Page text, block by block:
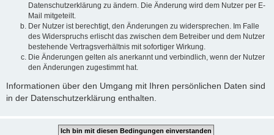
Datenschutzerklärung zu ändern. Die Änderung wird dem Nutzer per E-
Mail mitgeteilt.
Der Nutzer ist berechtigt, den Änderungen zu widersprechen. Im Falle
des Widerspruchs erlischt das zwischen dem Betreiber und dem Nutzer
bestehende Vertragsverhältnis mit sofortiger Wirkung.
Die Änderungen gelten als anerkannt und verbindlich, wenn der Nutzer
den Änderungen zugestimmt hat.
Informationen über den Umgang mit Ihren persönlichen Daten sind
in der Datenschutzerklärung enthalten.